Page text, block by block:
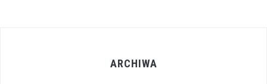
ARCHIWA